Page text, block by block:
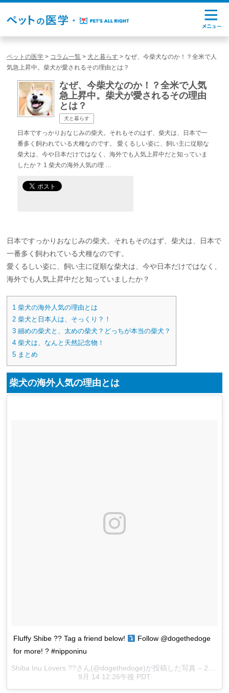
ペットの医学 > コラム一覧 >犬と暮らす > なぜ、今柴犬なのか！？全米で人
気急上昇中。柴犬が愛されるその理由とは？
なぜ、今柴犬なのか！？全米で人気
急上昇中。柴犬が愛されるその理由
とは？
犬と暮らす
日本ですっかりおなじみの柴犬。それもそのはず、柴犬は、日本で一
番多く飼われている犬種なのです。 愛くるしい姿に、飼い主に従順な
柴犬は、今や日本だけではなく、海外でも人気上昇中だと知っていま
したか？ 1 柴犬の海外人気の理 …
日本ですっかりおなじみの柴犬。それもそのはず、柴犬は、日本で
一番多く飼われている犬種なのです。
愛くるしい姿に、飼い主に従順な柴犬は、今や日本だけではなく、
海外でも人気上昇中だと知っていましたか？
1 柴犬の海外人気の理由とは
2 柴犬と日本人は、そっくり？！
3 細めの柴犬と、太めの柴犬？どっちが本当の柴犬？
4 柴犬は、なんと天然記念物！
5 まとめ
柴犬の海外人気の理由とは
Fluffy Shibe ?? Tag a friend below!
Follow @dogethedoge
for more! ? #nipponinu
Shiba Inu Lovers ??さん(@dogethedoge)が投稿した写真 – 2016
9月 14 12:26午後 PDT